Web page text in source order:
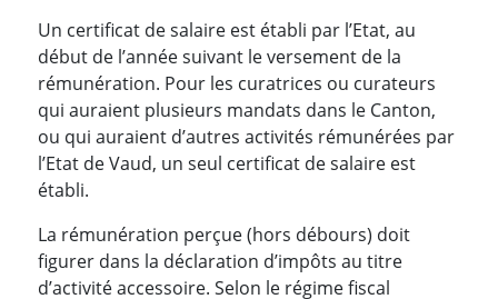
Un certificat de salaire est établi par l’Etat, au
début de l’année suivant le versement de la
rémunération. Pour les curatrices ou curateurs
qui auraient plusieurs mandats dans le Canton,
ou qui auraient d’autres activités rémunérées par
l’Etat de Vaud, un seul certificat de salaire est
établi.
La rémunération perçue (hors débours) doit
figurer dans la déclaration d’impôts au titre
d’activité accessoire. Selon le régime fiscal